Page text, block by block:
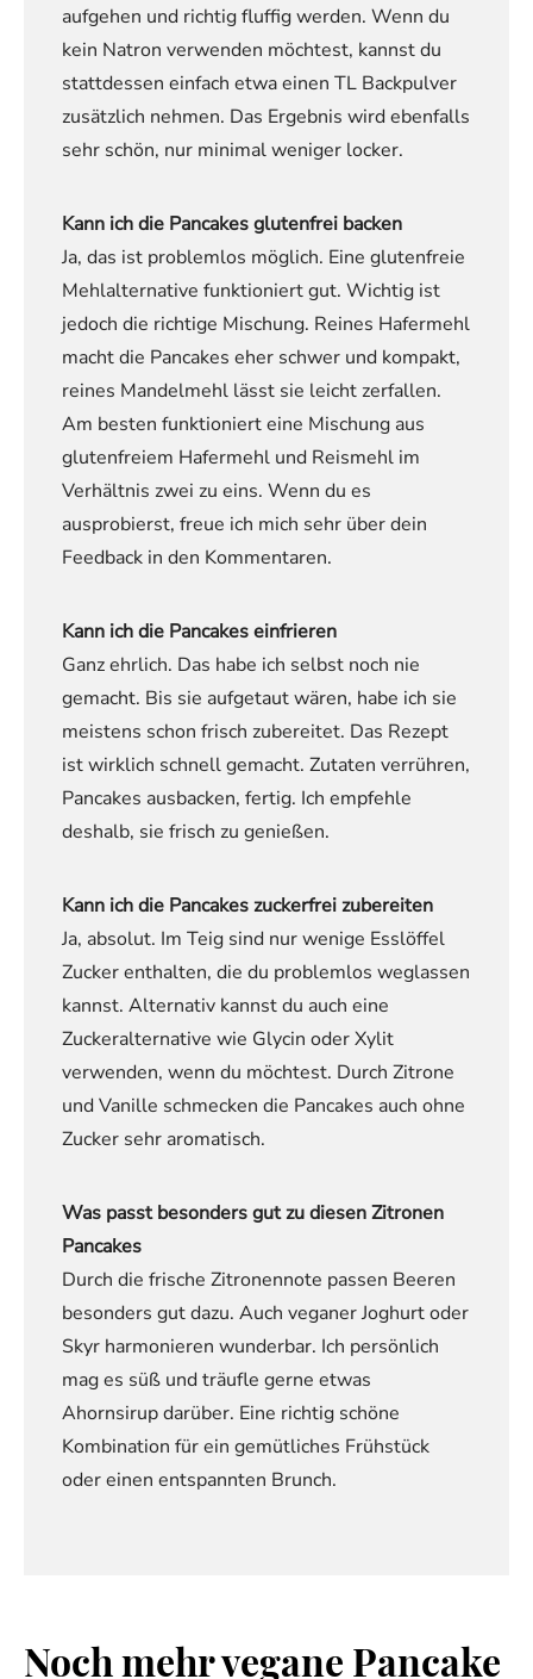
aufgehen und richtig fluffig werden. Wenn du
kein Natron verwenden möchtest, kannst du
stattdessen einfach etwa einen TL Backpulver
zusätzlich nehmen. Das Ergebnis wird ebenfalls
sehr schön, nur minimal weniger locker.
Kann ich die Pancakes glutenfrei backen
Ja, das ist problemlos möglich. Eine glutenfreie
Mehlalternative funktioniert gut. Wichtig ist
jedoch die richtige Mischung. Reines Hafermehl
macht die Pancakes eher schwer und kompakt,
reines Mandelmehl lässt sie leicht zerfallen.
Am besten funktioniert eine Mischung aus
glutenfreiem Hafermehl und Reismehl im
Verhältnis zwei zu eins. Wenn du es
ausprobierst, freue ich mich sehr über dein
Feedback in den Kommentaren.
Kann ich die Pancakes einfrieren
Ganz ehrlich. Das habe ich selbst noch nie
gemacht. Bis sie aufgetaut wären, habe ich sie
meistens schon frisch zubereitet. Das Rezept
ist wirklich schnell gemacht. Zutaten verrühren,
Pancakes ausbacken, fertig. Ich empfehle
deshalb, sie frisch zu genießen.
Kann ich die Pancakes zuckerfrei zubereiten
Ja, absolut. Im Teig sind nur wenige Esslöffel
Zucker enthalten, die du problemlos weglassen
kannst. Alternativ kannst du auch eine
Zuckeralternative wie Glycin oder Xylit
verwenden, wenn du möchtest. Durch Zitrone
und Vanille schmecken die Pancakes auch ohne
Zucker sehr aromatisch.
Was passt besonders gut zu diesen Zitronen
Pancakes
Durch die frische Zitronennote passen Beeren
besonders gut dazu. Auch veganer Joghurt oder
Skyr harmonieren wunderbar. Ich persönlich
mag es süß und träufle gerne etwas
Ahornsirup darüber. Eine richtig schöne
Kombination für ein gemütliches Frühstück
oder einen entspannten Brunch.
Noch mehr vegane Pancake